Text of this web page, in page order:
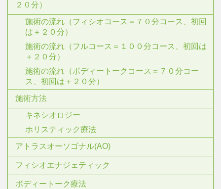
２０分）
施術の流れ（フィシオコース＝７０分コース、初回
は＋２０分）
施術の流れ（フルコース＝１００分コース、初回は
＋２０分）
施術の流れ（ボディートークコース＝７０分コー
ス、初回は＋２０分）
施術方法
キネシオロジー
ホリスティック療法
アトラスオーソゴナル(AO)
フィシオエナジェティック
ボディートーク療法